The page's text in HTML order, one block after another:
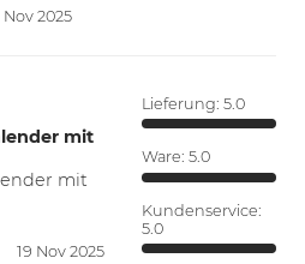
Nov 2025
mit
mit
19 Nov 2025
Lieferung: 5.0
Ware: 5.0
Kundenservice:
5.0